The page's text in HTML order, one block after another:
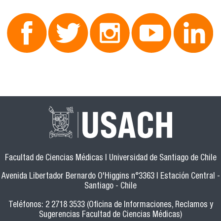
Facultad de Ciencias Médicas | Universidad de Santiago de Chile
Avenida Libertador Bernardo O'Higgins n°3363 | Estación Central -
Santiago - Chile
Teléfonos: 2 2718 3533 (Oficina de Informaciones, Reclamos y
Sugerencias Facultad de Ciencias Médicas)